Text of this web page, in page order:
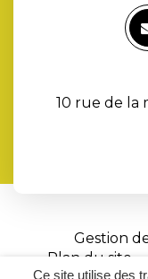
Ce site utilise des
10 rue de la
Gestion
Plan du site